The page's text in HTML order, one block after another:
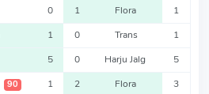
0 1 Flora 1
1 0 Trans 1
5 0 Harju Jalg 5
90 1 2 Flora 3